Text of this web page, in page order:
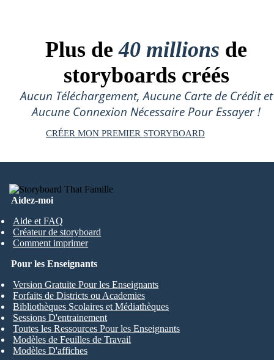
Plus de40 millions de
storyboards créés
Aucun Téléchargement, Aucune Carte de Crédit et
Aucune Connexion Nécessaire Pour Essayer !
CRÉER MON PREMIER STORYBOARD
Aidez-moi
Aide et FAQ
Créateur de storyboard
Comment imprimer
Pour les Enseignants
Version Gratuite Pour les Enseignants
Forfaits de Districts ou Academies
Bibliothèques Scolaires et Médiathèques
Sessions D'entrainement
Toutes les Ressources Pour les Enseignants
Modèles de Feuilles de Travail
Modèles D'affiches